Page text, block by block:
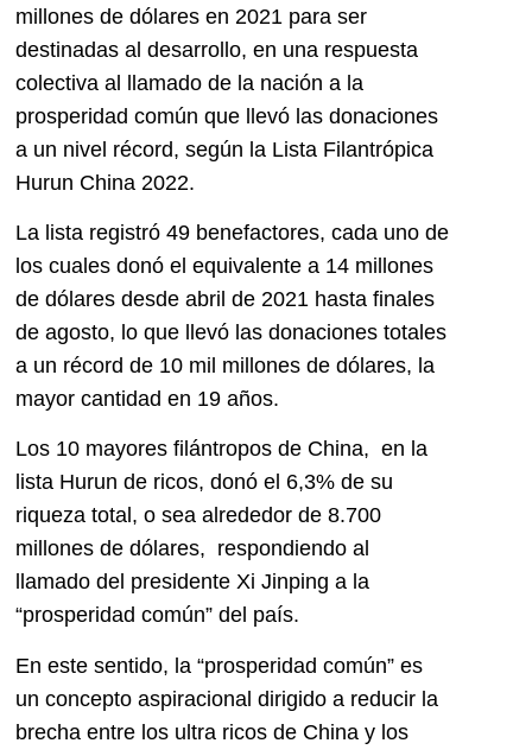
millones de dólares en 2021 para ser
destinadas al desarrollo, en una respuesta
colectiva al llamado de la nación a la
prosperidad común que llevó las donaciones
a un nivel récord, según la Lista Filantrópica
Hurun China 2022.
La lista registró 49 benefactores, cada uno de
los cuales donó el equivalente a 14 millones
de dólares desde abril de 2021 hasta finales
de agosto, lo que llevó las donaciones totales
a un récord de 10 mil millones de dólares, la
mayor cantidad en 19 años.
Los 10 mayores filántropos de China, en la
lista Hurun de ricos, donó el 6,3% de su
riqueza total, o sea alrededor de 8.700
millones de dólares, respondiendo al
llamado del presidente Xi Jinping a la
“prosperidad común” del país.
En este sentido, la “prosperidad común” es
un concepto aspiracional dirigido a reducir la
brecha entre los ultra ricos de China y los